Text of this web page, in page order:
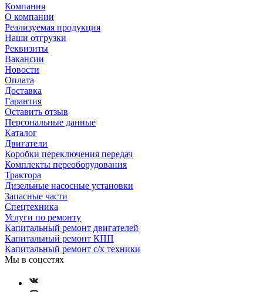
Компания
О компании
Реализуемая продукция
Наши отгрузки
Реквизиты
Вакансии
Новости
Оплата
Доставка
Гарантия
Оставить отзыв
Персональные данные
Каталог
Двигатели
Коробки переключения передач
Комплекты переоборудования
Трактора
Дизельные насосные установки
Запасные части
Спецтехника
Услуги по ремонту
Капитальный ремонт двигателей
Капитальный ремонт КПП
Капитальный ремонт с/х техники
Мы в соцсетях